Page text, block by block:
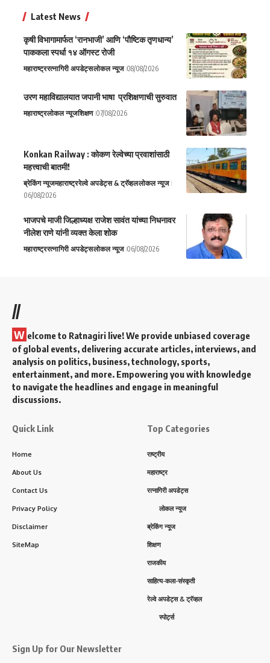
Latest News
कृषी विभागामार्फत ‘रानभाजी’ आणि ‘पौष्टिक तृणधान्य’
पाककला स्पर्धा १४ ऑगस्ट रोजी
महाराष्ट्ररत्नागिरी अपडेट्सलोकल न्यूज 08/08/2026
उरण महाविद्यालयात जपानी भाषा प्रशिक्षणाची सुरुवात
महाराष्ट्रलोकल न्यूजशिक्षण 07/08/2026
Konkan Railway : कोकण रेल्वेच्या प्रवाशांसाठी
महत्त्वाची बातमी!
ब्रेकिंग न्यूजमहाराष्ट्ररेल्वे अपडेट्स & ट्रॅव्हललोकल न्यूज
06/08/2026
भाजपचे माजी जिल्हाध्यक्ष राजेश सावंत यांच्या निधनावर
नीलेश राणे यांनी व्यक्त केला शोक
महाराष्ट्ररत्नागिरी अपडेट्सलोकल न्यूज 06/08/2026
//
W elcome to Ratnagiri live! We provide unbiased coverage
of global events, delivering accurate articles, interviews, and
analysis on politics, business, technology, sports,
entertainment, and more. Empowering you with knowledge
to navigate the headlines and engage in meaningful
discussions.
Quick Link
Home
About Us
Contact Us
Privacy Policy
Disclaimer
SiteMap
Top Categories
राष्ट्रीय
महाराष्ट्र
रत्नागिरी अपडेट्स
लोकल न्यूज
ब्रेकिंग न्यूज
शिक्षण
राजकीय
साहित्य-कला-संस्कृती
रेल्वे अपडेट्स & ट्रॅव्हल
स्पोर्ट्स
Sign Up for Our Newsletter